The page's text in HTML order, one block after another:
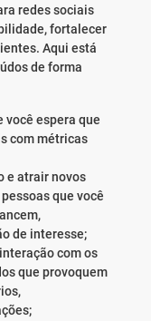
redes sociais
fortalecer
Aqui está
de forma
você espera que
com métricas
e atrair novos
que você
de interesse;
com os
que provoquem